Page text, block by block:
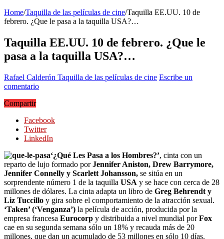
Home/Taquilla de las películas de cine/Taquilla EE.UU. 10 de
febrero. ¿Que le pasa a la taquilla USA?…
Taquilla EE.UU. 10 de febrero. ¿Que le
pasa a la taquilla USA?…
Rafael Calderón Taquilla de las películas de cine Escribe un
comentario
Compartir
Facebook
Twitter
LinkedIn
‘¿Qué Les Pasa a los Hombres?’, cinta con un
reparto de lujo formado porJennifer Aniston, Drew Barrymore,
Jennifer Connelly y Scarlett Johansson, se sitúa en un
sorprendente número 1 de la taquilla USA y se hace con cerca de 28
millones de dólares. La cinta adapta un libro de Greg Behrendt y
Liz Tuccillo y gira sobre el comportamiento de la atracción sexual.
‘Taken’ (‘Venganza’) la película de acción, producida por la
empresa francesa Eurocorp y distribuida a nivel mundial porFox
cae en su segunda semana sólo un 18% y recauda más de 20
millones, que dan un acumulado de 53 millones en sólo 10 días.